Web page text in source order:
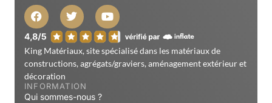
King Matériaux, site spécialisé dans les matériaux de
constructions, agrégats/graviers, aménagement extérieur et
décoration
INFORMATION
Qui sommes-nous ?